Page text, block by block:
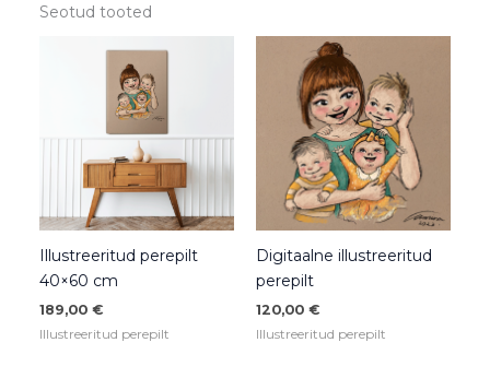
Seotud tooted
Illustreeritud perepilt
40×60 cm
189,00 €
Illustreeritud perepilt
Digitaalne illustreeritud
perepilt
120,00 €
Illustreeritud perepilt